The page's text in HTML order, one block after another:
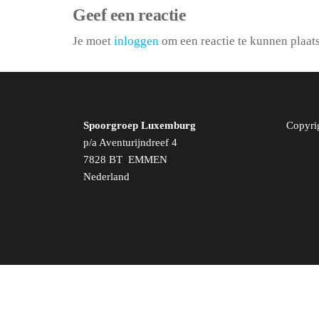
Geef een reactie
Je moet inloggen om een reactie te kunnen
Spoorgroep Luxemburg
p/a Aventurijndreef 4
7828 BT EMMEN
Nederland